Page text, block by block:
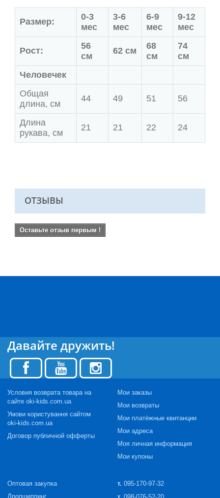
Размер:
0-3
мес
3-6
мес
6-9
мес
9-12
мес
Рост:
56
см
62 см
68
см
74
см
Человечек
Общая
длина, см
44 49 51 56
Длина
рукава, см
21 21 22 24
ОТЗЫВЫ
Оставьте отзыв первым !
Давайте дружить!
Условия возврата товара на
сайте oki-kids.com.ua
Умови користування сайтом
oki-kids.com.ua
Договор публичной офферты
Мои заказы
Мои возвраты
Мои платёжные квитанции
Мои адреса
Моя личная информация
Мои купоны
Оптовая закупка
Дропшиппинг
т. 095-170-97-32